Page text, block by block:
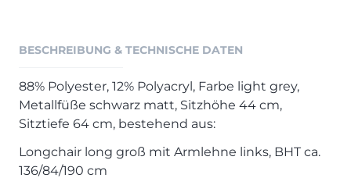
BESCHREIBUNG & TECHNISCHE DATEN
88% Polyester, 12% Polyacryl, Farbe light grey,
Metallfüße schwarz matt, Sitzhöhe 44 cm,
Sitztiefe 64 cm, bestehend aus:
Longchair long groß mit Armlehne links, BHT ca.
136/84/190 cm